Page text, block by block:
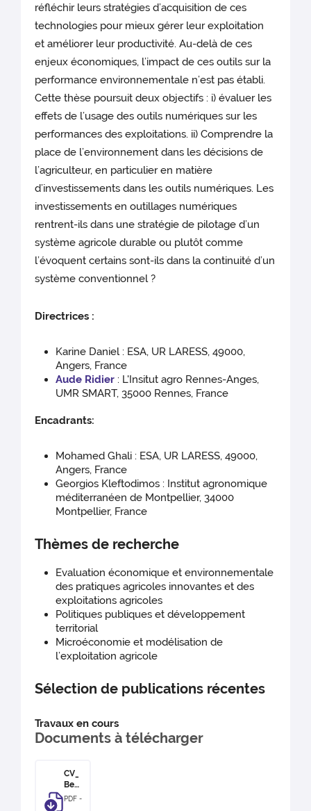
réfléchir leurs stratégies d’acquisition de ces
technologies pour mieux gérer leur exploitation
et améliorer leur productivité. Au-delà de ces
enjeux économiques, l’impact de ces outils sur la
performance environnementale n’est pas établi.
Cette thèse poursuit deux objectifs : i) évaluer les
effets de l’usage des outils numériques sur les
performances des exploitations. ii) Comprendre la
place de l’environnement dans les décisions de
l’agriculteur, en particulier en matière
d’investissements dans les outils numériques. Les
investissements en outillages numériques
rentrent-ils dans une stratégie de pilotage d’un
système agricole durable ou plutôt comme
l’évoquent certains sont-ils dans la continuité d’un
système conventionnel ?
Directrices :
Karine Daniel : ESA, UR LARESS, 49000,
Angers, France
Aude Ridier : L'Insitut agro Rennes-Anges,
UMR SMART, 35000 Rennes, France
Encadrants:
Mohamed Ghali : ESA, UR LARESS, 49000,
Angers, France
Georgios Kleftodimos : Institut agronomique
méditerranéen de Montpellier, 34000
Montpellier, France
Thèmes de recherche
Evaluation économique et environnementale
des pratiques agricoles innovantes et des
exploitations agricoles
Politiques publiques et développement
territorial
Microéconomie et modélisation de
l’exploitation agricole
Sélection de publications récentes
Travaux en cours
Documents à télécharger
CV_
Ben-
Jab
PDF -